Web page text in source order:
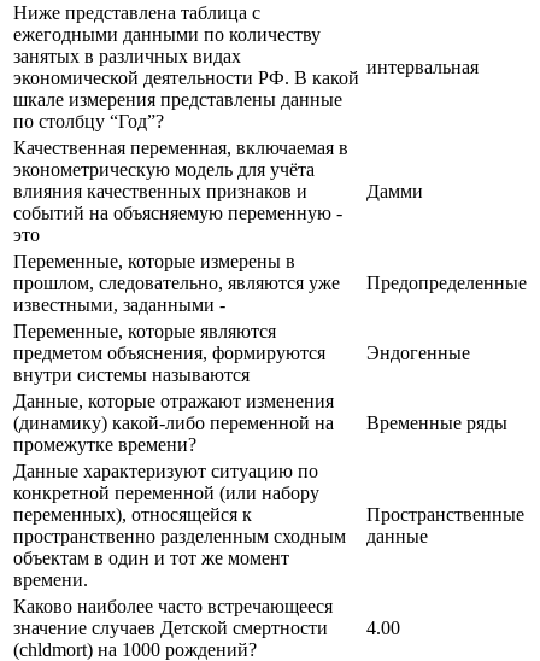
Ниже представлена таблица с
ежегодными данными по количеству
занятых в различных видах
экономической деятельности РФ. В какой
шкале измерения представлены данные
по столбцу “Год”?
интервальная
Качественная переменная, включаемая в
эконометрическую модель для учёта
влияния качественных признаков и
событий на объясняемую переменную -
это
Дамми
Переменные, которые измерены в
прошлом, следовательно, являются уже
известными, заданными -
Предопределенные
Переменные, которые являются
предметом объяснения, формируются
внутри системы называются
Эндогенные
Данные, которые отражают изменения
(динамику) какой-либо переменной на
промежутке времени?
Временные ряды
Данные характеризуют ситуацию по
конкретной переменной (или набору
переменных), относящейся к
пространственно разделенным сходным
объектам в один и тот же момент
времени.
Пространственные
данные
Каково наиболее часто встречающееся
значение случаев Детской смертности
(chldmort) на 1000 рождений?
4.00